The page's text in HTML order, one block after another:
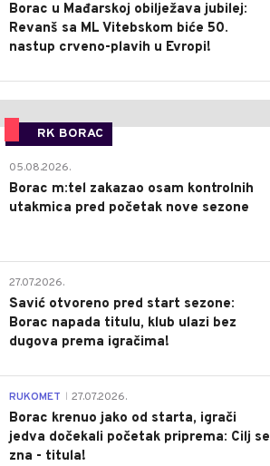
Borac u Mađarskoj obilježava jubilej:
Revanš sa ML Vitebskom biće 50.
nastup crveno-plavih u Evropi!
RK BORAC
05.08.2026.
Borac m:tel zakazao osam kontrolnih
utakmica pred početak nove sezone
27.07.2026.
Savić otvoreno pred start sezone:
Borac napada titulu, klub ulazi bez
dugova prema igračima!
RUKOMET 27.07.2026.
Borac krenuo jako od starta, igrači
jedva dočekali početak priprema: Cilj se
zna - titula!